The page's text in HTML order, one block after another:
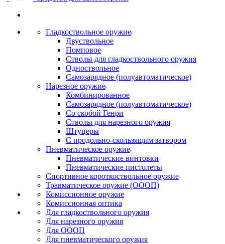
Гладкоствольное оружие
Двуствольное
Помповое
Стволы для гладкоствольного оружия
Одноствольное
Самозарядное (полуавтоматическое)
Нарезное оружие
Комбинированное
Самозарядное (полуавтоматическое)
Со скобой Генри
Стволы для нарезного оружия
Штуцеры
С продольно-скользящим затвором
Пневматическое оружие
Пневматические винтовки
Пневматические пистолеты
Спортивное короткоствольное оружие
Травматическое оружие (ОООП)
Комиссионное оружие
Комиссионная оптика
Для гладкоствольного оружия
Для нарезного оружия
Для ОООП
Для пневматического оружия